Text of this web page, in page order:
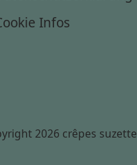
Infos
2026 crêpes suzette